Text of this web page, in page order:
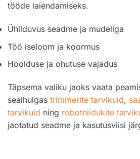
tööde laiendamiseks.
Ühilduvus seadme ja mudeliga
Töö iseloom ja koormus
Hoolduse ja ohutuse vajadus
Täpsema valiku jaoks vaata
sealhulgas trimmerite tarvikuid,
tarvikuid ning robotniidukite
jaotatud seadme ja kasutusviisi